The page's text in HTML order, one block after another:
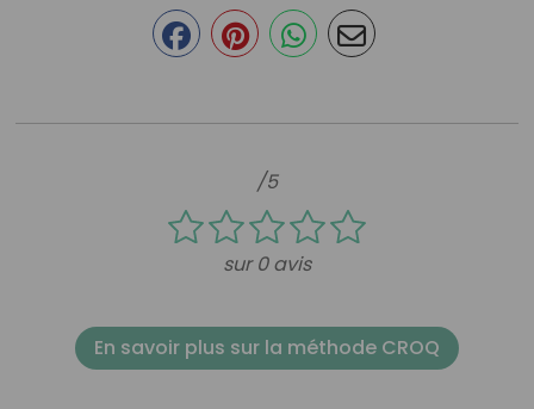
/5
sur 0 avis
En savoir plus sur la méthode CROQ